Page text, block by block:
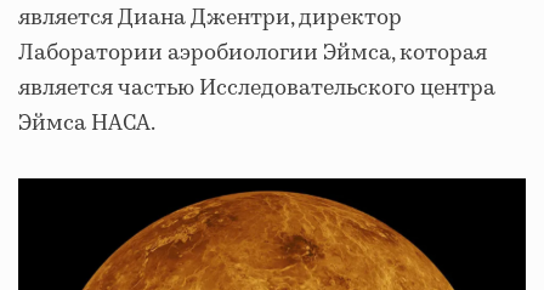
является Диана Джентри, директор
Лаборатории аэробиологии Эймса, которая
является частью Исследовательского центра
Эймса НАСА.